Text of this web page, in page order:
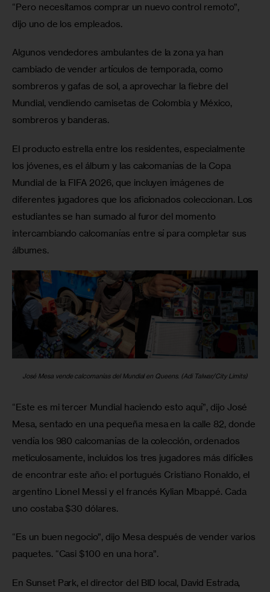
“Pero necesitamos comprar un nuevo control remoto”,
dijo uno de los empleados.
Algunos vendedores ambulantes de la zona ya han
cambiado de vender artículos de temporada, como
sombreros y gafas de sol, a aprovechar la fiebre del
Mundial, vendiendo camisetas de Colombia y México,
sombreros y banderas.
El producto estrella entre los residentes, especialmente
los jóvenes, es el álbum y las calcomanías de la Copa
Mundial de la FIFA 2026, que incluyen imágenes de
diferentes jugadores que los aficionados coleccionan. Los
estudiantes se han sumado al furor del momento
intercambiando calcomanías entre sí para completar sus
álbumes.
José Mesa vende calcomanías del Mundial en Queens. (Adi Talwar/City Limits)
“Este es mi tercer Mundial haciendo esto aquí”, dijo José
Mesa, sentado en una pequeña mesa en la calle 82, donde
vendía los 980 calcomanías de la colección, ordenados
meticulosamente, incluidos los tres jugadores más difíciles
de encontrar este año: el portugués Cristiano Ronaldo, el
argentino Lionel Messi y el francés Kylian Mbappé. Cada
uno costaba $30 dólares.
“Es un buen negocio”, dijo Mesa después de vender varios
paquetes. “Casi $100 en una hora”.
En Sunset Park, el director del BID local, David Estrada,